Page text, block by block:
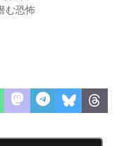
む恐怖